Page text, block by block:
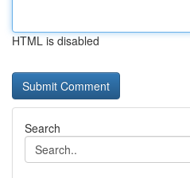
HTML is disabled
Search